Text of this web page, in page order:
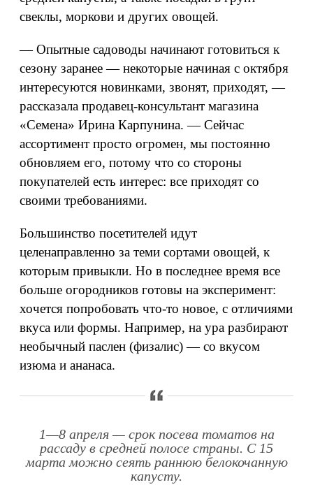
свеклы, моркови и других овощей.
— Опытные садоводы начинают готовиться к
сезону заранее — некоторые начиная с октября
интересуются новинками, звонят, приходят, —
рассказала продавец-консультант магазина
«Семена» Ирина Карпунина. — Сейчас
ассортимент просто огромен, мы постоянно
обновляем его, потому что со стороны
покупателей есть интерес: все приходят со
своими требованиями.
Большинство посетителей идут
целенаправленно за теми сортами овощей, к
которым привыкли. Но в последнее время все
больше огородников готовы на эксперимент:
хочется попробовать что-то новое, с отличиями
вкуса или формы. Например, на ура разбирают
необычный паслен (физалис) — со вкусом
изюма и ананаса.
1—8 апреля — срок посева томатов на
рассаду в средней полосе страны. С 15
марта можно сеять раннюю белокочанную
капусту.